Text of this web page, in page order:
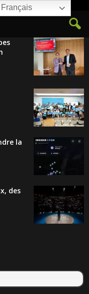
de la Culture
la
des
Français